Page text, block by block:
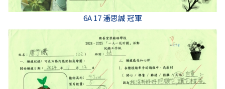
6A 17 潘思誠 冠軍